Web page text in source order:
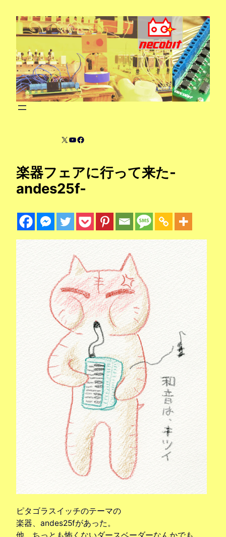
X YouTube
Facebook
楽器フェアに行って来た-
andes25f-
ピタゴラスイッチのテーマの
楽器、andes25fがあった。